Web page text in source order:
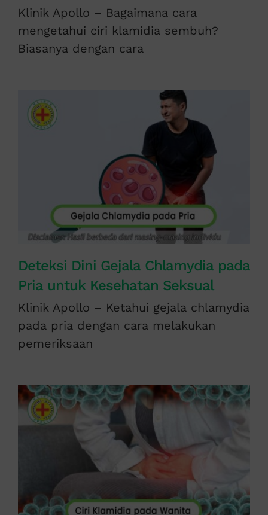
Klinik Apollo – Bagaimana cara
mengetahui ciri klamidia sembuh?
Biasanya dengan cara
Deteksi Dini Gejala Chlamydia pada
Pria untuk Kesehatan Seksual
Klinik Apollo – Ketahui gejala chlamydia
pada pria dengan cara melakukan
pemeriksaan